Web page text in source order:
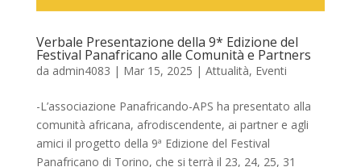
Verbale Presentazione della 9* Edizione del
Festival Panafricano alle Comunità e Partners
da admin4083 | Mar 15, 2025 | Attualità, Eventi
-L’associazione Panafricando-APS ha presentato alla
comunità africana, afrodiscendente, ai partner e agli
amici il progetto della 9ª Edizione del Festival
Panafricano di Torino, che si terrà il 23, 24, 25, 31